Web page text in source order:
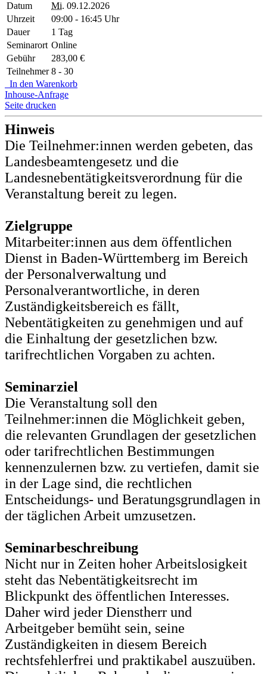
Datum
Mi. 09.12.2026
Uhrzeit
09:00 - 16:45 Uhr
Dauer
1 Tag
Seminarort Online
Gebühr
283,00 €
Teilnehmer 8 - 30
In den Warenkorb
Inhouse-Anfrage
Seite drucken
Hinweis
Die Teilnehmer:innen werden gebeten, das
Landesbeamtengesetz und die
Landesnebentätigkeitsverordnung für die
Veranstaltung bereit zu legen.
Zielgruppe
Mitarbeiter:innen aus dem öffentlichen
Dienst in Baden-Württemberg im Bereich
der Personalverwaltung und
Personalverantwortliche, in deren
Zuständigkeitsbereich es fällt,
Nebentätigkeiten zu genehmigen und auf
die Einhaltung der gesetzlichen bzw.
tarifrechtlichen Vorgaben zu achten.
Seminarziel
Die Veranstaltung soll den
Teilnehmer:innen die Möglichkeit geben,
die relevanten Grundlagen der gesetzlichen
oder tarifrechtlichen Bestimmungen
kennenzulernen bzw. zu vertiefen, damit sie
in der Lage sind, die rechtlichen
Entscheidungs- und Beratungsgrundlagen in
der täglichen Arbeit umzusetzen.
Seminarbeschreibung
Nicht nur in Zeiten hoher Arbeitslosigkeit
steht das Nebentätigkeitsrecht im
Blickpunkt des öffentlichen Interesses.
Daher wird jeder Dienstherr und
Arbeitgeber bemüht sein, seine
Zuständigkeiten in diesem Bereich
rechtsfehlerfrei und praktikabel auszuüben.